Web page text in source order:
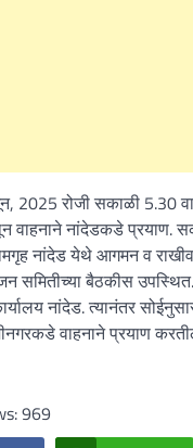
2025 रोजी सकाळी 5.30
वाहनाने नांदेडकडे प्रयाण.
नांदेड येथे आगमन व
समितीच्या बैठकीस
नांदेड. त्यानंतर
वाहनाने प्रयाण
969